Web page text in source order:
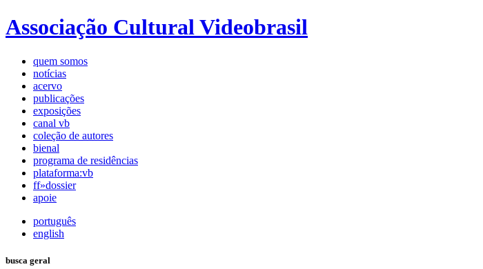
Associação Cultural Videobrasil
quem somos
notícias
acervo
publicações
exposições
canal vb
coleção de autores
bienal
programa de residências
plataforma:vb
ff»dossier
apoie
português
english
busca geral